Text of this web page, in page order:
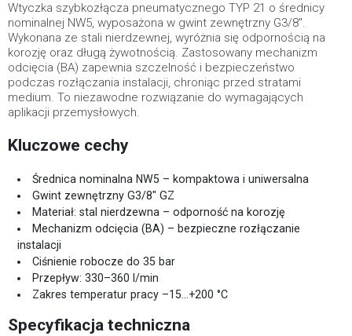
Wtyczka szybkozłącza pneumatycznego TYP 21 o średnicy
nominalnej NW5, wyposażona w gwint zewnętrzny G3/8".
Wykonana ze stali nierdzewnej, wyróżnia się odpornością na
korozję oraz długą żywotnością. Zastosowany mechanizm
odcięcia (BA) zapewnia szczelność i bezpieczeństwo
podczas rozłączania instalacji, chroniąc przed stratami
medium. To niezawodne rozwiązanie do wymagających
aplikacji przemysłowych.
Kluczowe cechy
Średnica nominalna NW5 – kompaktowa i uniwersalna
Gwint zewnętrzny G3/8" GZ
Materiał: stal nierdzewna – odporność na korozję
Mechanizm odcięcia (BA) – bezpieczne rozłączanie
instalacji
Ciśnienie robocze do 35 bar
Przepływ: 330–360 l/min
Zakres temperatur pracy –15…+200 °C
Specyfikacja techniczna